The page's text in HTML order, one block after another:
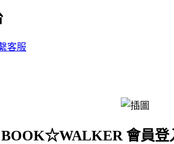
客服
BOOK☆WALKER 會員登